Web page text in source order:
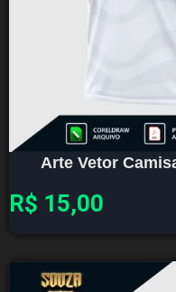
Arte Vetor
R$ 15,00